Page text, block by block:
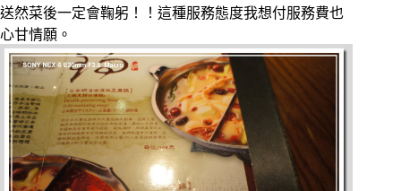
送然菜後一定會鞠躬！！這種服務態度我想付服務費也
心甘情願。